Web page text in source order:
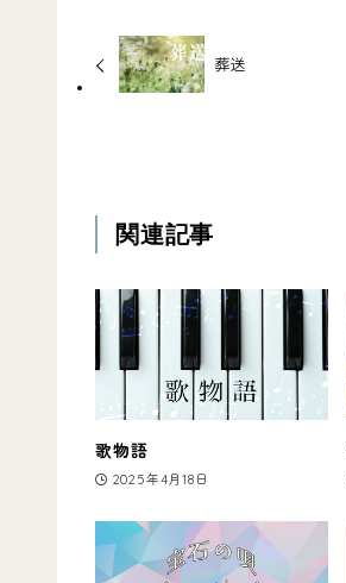
葬送
関連記事
歌物語
2025年4月18日